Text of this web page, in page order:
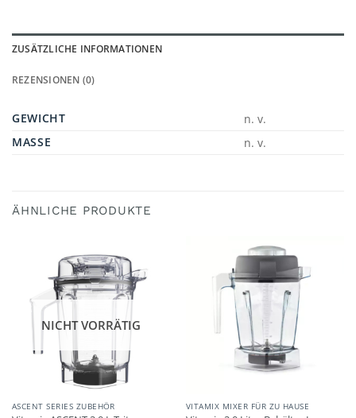
ZUSÄTZLICHE INFORMATIONEN
REZENSIONEN (0)
GEWICHT
n. v.
MASSE
n. v.
ÄHNLICHE PRODUKTE
NICHT VORRÄTIG
ASCENT SERIES ZUBEHÖR VITAMIX MIXER FÜR ZU HAUSE